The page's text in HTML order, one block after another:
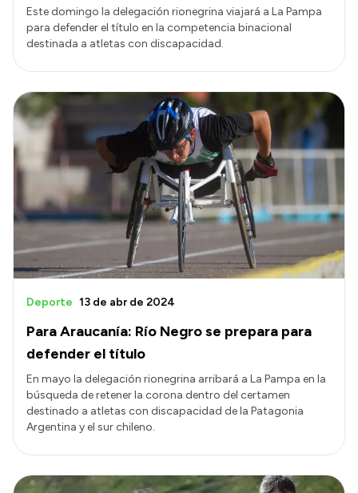
Este domingo la delegación rionegrina viajará a La Pampa
para defender el título en la competencia binacional
destinada a atletas con discapacidad.
Para Araucanía: Río Negro se prepara para
defender el título
Deporte 13 de abr de 2024
En mayo la delegación rionegrina arribará a La Pampa en la
búsqueda de retener la corona dentro del certamen
destinado a atletas con discapacidad de la Patagonia
Argentina y el sur chileno.